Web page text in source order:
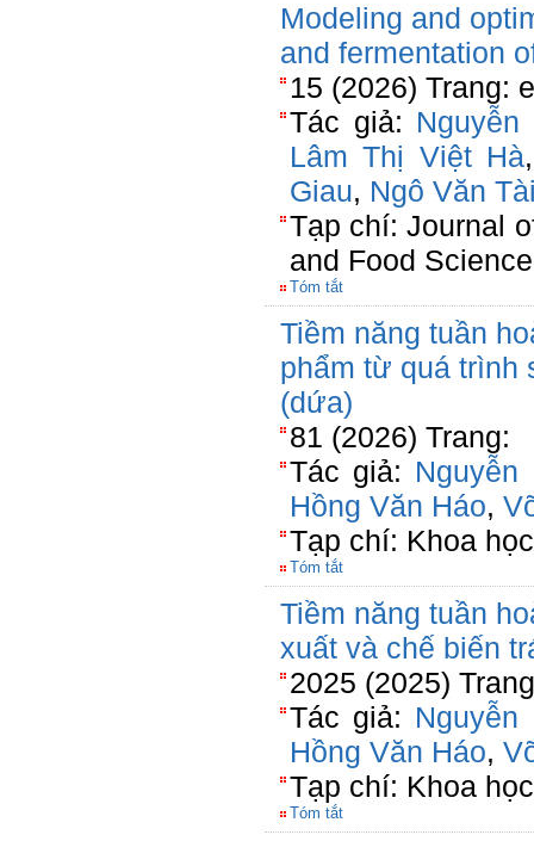
Modeling and
and fermentation
15 (2026) Trang:
Tác giả: Nguyễn
Lâm Thị Việt Hà
Giau, Ngô Văn
Tạp chí: Journal
and Food Science
Tóm tắt
Tiềm năng tuần
phẩm từ quá trình
(dứa)
81 (2026) Trang:
Tác giả: Nguyễn
Hồng Văn Háo,
Tạp chí: Khoa
Tóm tắt
Tiềm năng tuần
xuất và chế biến
2025 (2025)
Tác giả: Nguyễn
Hồng Văn Háo,
Tạp chí: Khoa
Tóm tắt